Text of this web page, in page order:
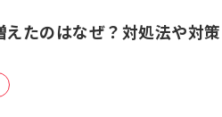
たのはなぜ？対処法や対策